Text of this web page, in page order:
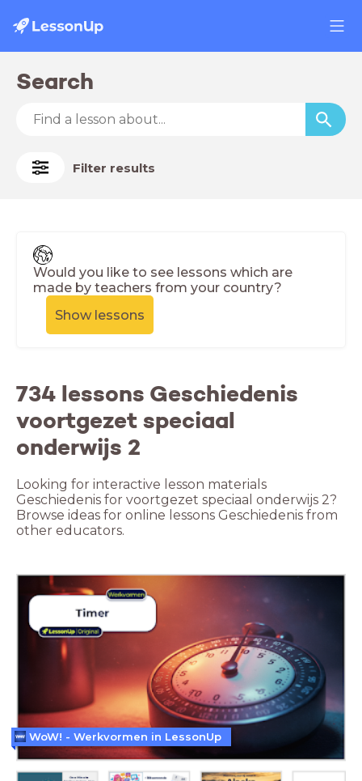
Search
Filter results
Would you like to see lessons which are
made by teachers from your country?
Show lessons
734 lessons Geschiedenis
voortgezet speciaal
onderwijs 2
Looking for interactive lesson materials
Geschiedenis for voortgezet speciaal onderwijs 2?
Browse ideas for online lessons Geschiedenis from
other educators.
WoW! - Werkvormen in LessonUp